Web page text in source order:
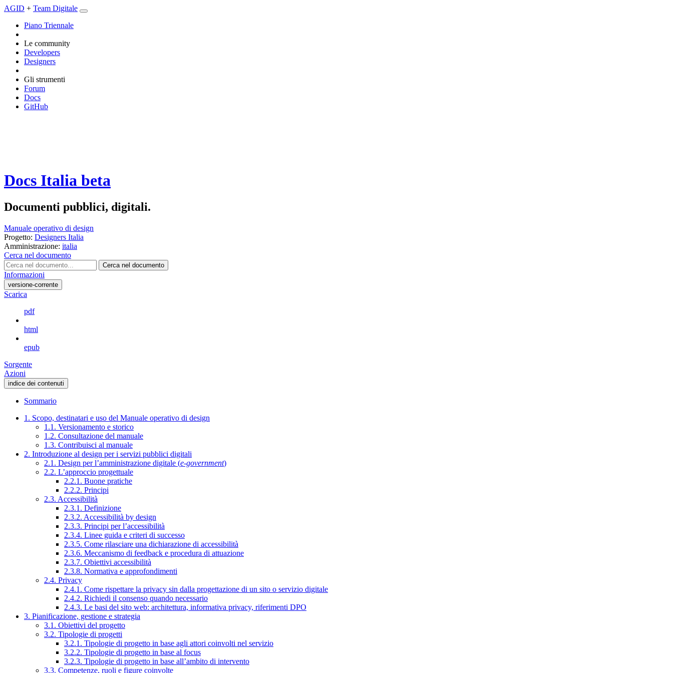
AGID + Team Digitale
Piano Triennale
Le community
Developers
Designers
Gli strumenti
Forum
Docs
GitHub
Docs Italia beta
Documenti pubblici, digitali.
Manuale operativo di design
Progetto: Designers Italia
Amministrazione: italia
Cerca nel documento
Cerca nel documento
Informazioni
versione-corrente
Scarica
pdf
html
epub
Sorgente
Azioni
indice dei contenuti
Sommario
1. Scopo, destinatari e uso del Manuale operativo di design
1.1. Versionamento e storico
1.2. Consultazione del manuale
1.3. Contribuisci al manuale
2. Introduzione al design per i servizi pubblici digitali
2.1. Design per l’amministrazione digitale (e-government)
2.2. L’approccio progettuale
2.2.1. Buone pratiche
2.2.2. Principi
2.3. Accessibilità
2.3.1. Definizione
2.3.2. Accessibilità by design
2.3.3. Principi per l’accessibilità
2.3.4. Linee guida e criteri di successo
2.3.5. Come rilasciare una dichiarazione di accessibilità
2.3.6. Meccanismo di feedback e procedura di attuazione
2.3.7. Obiettivi accessibilità
2.3.8. Normativa e approfondimenti
2.4. Privacy
2.4.1. Come rispettare la privacy sin dalla progettazione di un sito o servizio digitale
2.4.2. Richiedi il consenso quando necessario
2.4.3. Le basi del sito web: architettura, informativa privacy, riferimenti DPO
3. Pianificazione, gestione e strategia
3.1. Obiettivi del progetto
3.2. Tipologie di progetti
3.2.1. Tipologie di progetto in base agli attori coinvolti nel servizio
3.2.2. Tipologie di progetto in base al focus
3.2.3. Tipologie di progetto in base all’ambito di intervento
3.3. Competenze, ruoli e figure coinvolte